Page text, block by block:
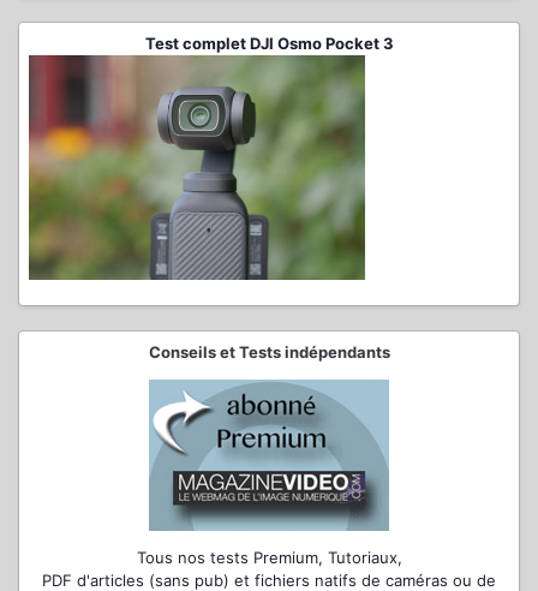
Test complet DJI Osmo Pocket 3
Conseils et Tests indépendants
Tous nos tests Premium, Tutoriaux,
PDF d'articles (sans pub) et fichiers natifs de caméras ou de